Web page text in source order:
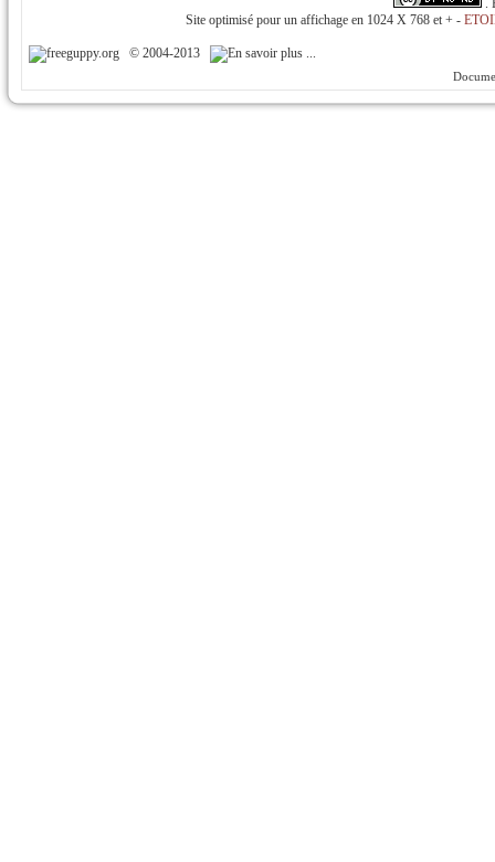
Site optimisé pour un affichage en 1024 X 768 et + -
© 2004-2013